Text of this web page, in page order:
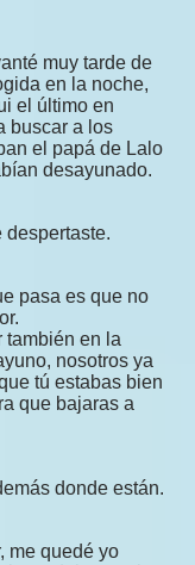
muy tarde de
en la noche,
el último en
buscar a los
el papá de Lalo
desayunado.
pasa es que no
en la
nosotros ya
tú estabas bien
que bajaras a
donde están.
me quedé yo